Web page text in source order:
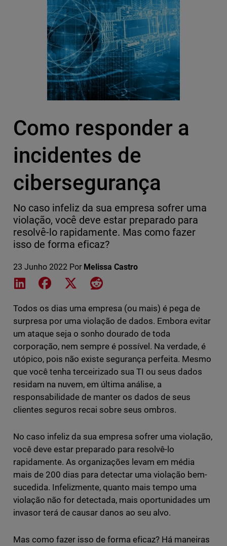
Como responder a
incidentes de
cibersegurança
No caso infeliz da sua empresa sofrer uma
violação, você deve estar preparado para
resolvê-lo rapidamente. Mas como fazer
isso de forma eficaz?
23 Junho 2022 Por Melissa Castro
Share on LinkedIn
Share on Facebook
Share on XShare on Reddit
Todos os dias uma empresa (ou mais) é pega de
surpresa por uma violação de dados. Embora evitar
um ataque seja o sonho dourado de toda
corporação, nem sempre é possível. Na verdade, é
utópico, pois não existe segurança perfeita. Mesmo
que você tenha terceirizado sua TI ou seus dados
residam na nuvem, em última análise, a
responsabilidade de manter os dados de seus
clientes seguros recai sobre seus ombros.
No caso infeliz da sua empresa sofrer uma violação,
você deve estar preparado para resolvê-lo
rapidamente. As organizações levam em média
mais de 200 dias para detectar uma violação bem-
sucedida. Infelizmente, quanto mais tempo uma
violação não for detectada, mais oportunidades um
invasor terá de causar danos ao seu alvo.
Mas como fazer isso de forma eficaz? Há maneiras